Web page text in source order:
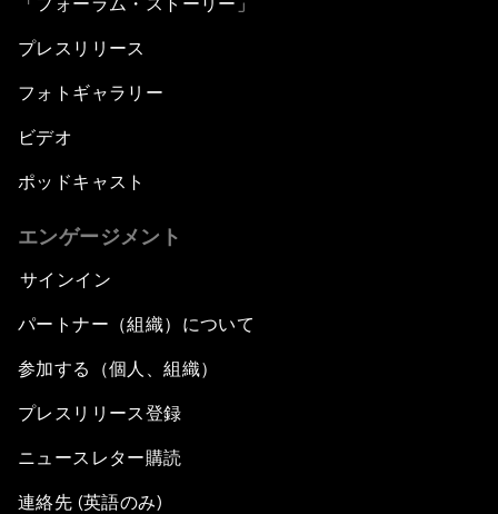
プレスリリース
フォトギャラリー
ビデオ
ポッドキャスト
エンゲージメント
サインイン
パートナー（組織）について
参加する（個人、組織）
プレスリリース登録
ニュースレター購読
連絡先 (英語のみ)